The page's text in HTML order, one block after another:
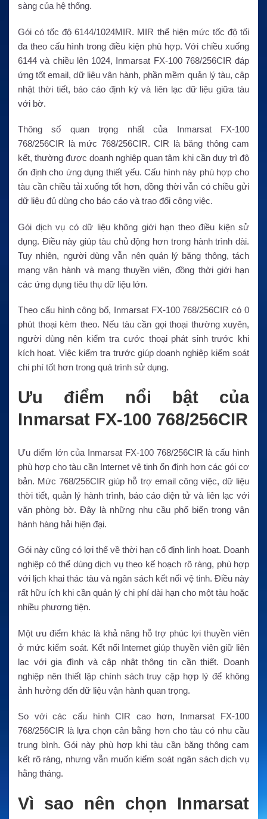
sàng của hệ thống.
Gói có tốc độ 6144/1024MIR. MIR thể hiện mức tốc độ tối
đa theo cấu hình trong điều kiện phù hợp. Với chiều xuống
6144 và chiều lên 1024, Inmarsat FX-100 768/256CIR đáp
ứng tốt email, dữ liệu vận hành, phần mềm quản lý tàu, cập
nhật thời tiết, báo cáo định kỳ và liên lạc dữ liệu giữa tàu
với bờ.
Thông số quan trọng nhất của Inmarsat FX-100
768/256CIR là mức 768/256CIR. CIR là băng thông cam
kết, thường được doanh nghiệp quan tâm khi cần duy trì độ
ổn định cho ứng dụng thiết yếu. Cấu hình này phù hợp cho
tàu cần chiều tải xuống tốt hơn, đồng thời vẫn có chiều gửi
dữ liệu đủ dùng cho báo cáo và trao đổi công việc.
Gói dịch vụ có dữ liệu không giới hạn theo điều kiện sử
dụng. Điều này giúp tàu chủ động hơn trong hành trình dài.
Tuy nhiên, người dùng vẫn nên quản lý băng thông, tách
mạng vận hành và mạng thuyền viên, đồng thời giới hạn
các ứng dụng tiêu thụ dữ liệu lớn.
Theo cấu hình công bố, Inmarsat FX-100 768/256CIR có 0
phút thoại kèm theo. Nếu tàu cần gọi thoại thường xuyên,
người dùng nên kiểm tra cước thoại phát sinh trước khi
kích hoạt. Việc kiểm tra trước giúp doanh nghiệp kiểm soát
chi phí tốt hơn trong quá trình sử dụng.
Ưu điểm nổi bật của
Inmarsat FX-100 768/256CIR
Ưu điểm lớn của Inmarsat FX-100 768/256CIR là cấu hình
phù hợp cho tàu cần Internet vệ tinh ổn định hơn các gói cơ
bản. Mức 768/256CIR giúp hỗ trợ email công việc, dữ liệu
thời tiết, quản lý hành trình, báo cáo điện tử và liên lạc với
văn phòng bờ. Đây là những nhu cầu phổ biến trong vận
hành hàng hải hiện đại.
Gói này cũng có lợi thế về thời hạn cố định linh hoạt. Doanh
nghiệp có thể dùng dịch vụ theo kế hoạch rõ ràng, phù hợp
với lịch khai thác tàu và ngân sách kết nối vệ tinh. Điều này
rất hữu ích khi cần quản lý chi phí dài hạn cho một tàu hoặc
nhiều phương tiện.
Một ưu điểm khác là khả năng hỗ trợ phúc lợi thuyền viên
ở mức kiểm soát. Kết nối Internet giúp thuyền viên giữ liên
lạc với gia đình và cập nhật thông tin cần thiết. Doanh
nghiệp nên thiết lập chính sách truy cập hợp lý để không
ảnh hưởng đến dữ liệu vận hành quan trọng.
So với các cấu hình CIR cao hơn, Inmarsat FX-100
768/256CIR là lựa chọn cân bằng hơn cho tàu có nhu cầu
trung bình. Gói này phù hợp khi tàu cần băng thông cam
kết rõ ràng, nhưng vẫn muốn kiểm soát ngân sách dịch vụ
hằng tháng.
Vì sao nên chọn Inmarsat